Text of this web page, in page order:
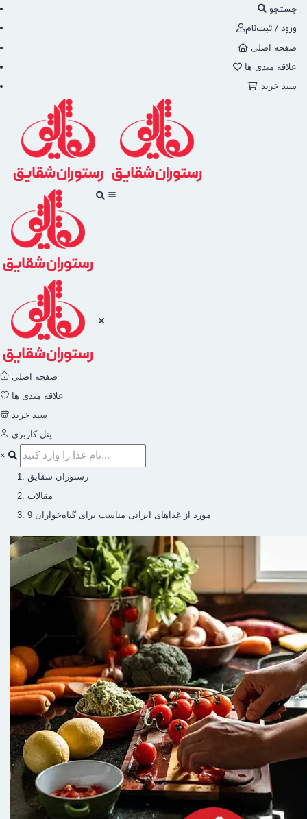
جستجو
ورود / ثبت‌نام
صفحه اصلی
علاقه مندی ها
سبد خرید
صفحه اصلی
علاقه مندی ها
سبد خرید
پنل کاربری
×
رستوران شقایق
مقالات
9 مورد از غذاهای ایرانی مناسب برای گیاه‌خواران